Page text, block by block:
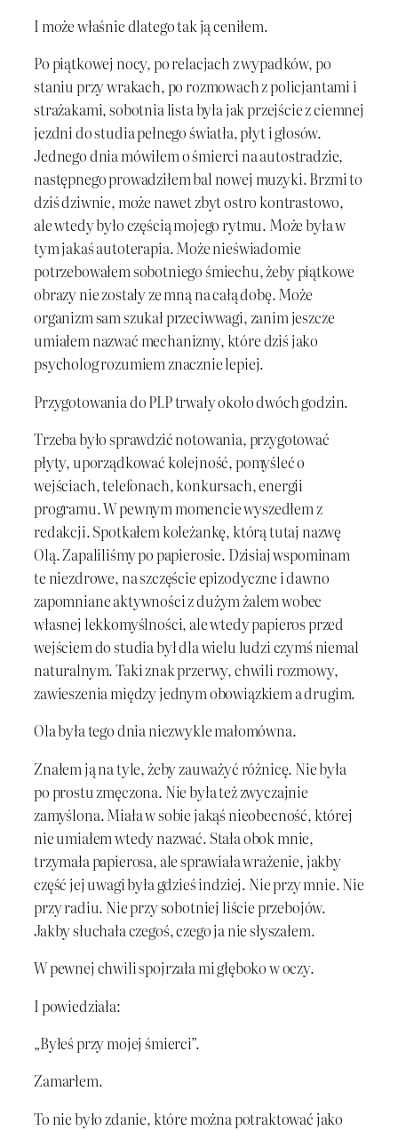
I może właśnie dlatego tak ją ceniłem.
Po piątkowej nocy, po relacjach z wypadków, po
staniu przy wrakach, po rozmowach z policjantami i
strażakami, sobotnia lista była jak przejście z ciemnej
jezdni do studia pełnego światła, płyt i głosów.
Jednego dnia mówiłem o śmierci na autostradzie,
następnego prowadziłem bal nowej muzyki. Brzmi to
dziś dziwnie, może nawet zbyt ostro kontrastowo,
ale wtedy było częścią mojego rytmu. Może była w
tym jakaś autoterapia. Może nieświadomie
potrzebowałem sobotniego śmiechu, żeby piątkowe
obrazy nie zostały ze mną na całą dobę. Może
organizm sam szukał przeciwwagi, zanim jeszcze
umiałem nazwać mechanizmy, które dziś jako
psycholog rozumiem znacznie lepiej.
Przygotowania do PLP trwały około dwóch godzin.
Trzeba było sprawdzić notowania, przygotować
płyty, uporządkować kolejność, pomyśleć o
wejściach, telefonach, konkursach, energii
programu. W pewnym momencie wyszedłem z
redakcji. Spotkałem koleżankę, którą tutaj nazwę
Olą. Zapaliliśmy po papierosie. Dzisiaj wspominam
te niezdrowe, na szczęście epizodyczne i dawno
zapomniane aktywności z dużym żalem wobec
własnej lekkomyślności, ale wtedy papieros przed
wejściem do studia był dla wielu ludzi czymś niemal
naturalnym. Taki znak przerwy, chwili rozmowy,
zawieszenia między jednym obowiązkiem a drugim.
Ola była tego dnia niezwykle małomówna.
Znałem ją na tyle, żeby zauważyć różnicę. Nie była
po prostu zmęczona. Nie była też zwyczajnie
zamyślona. Miała w sobie jakąś nieobecność, której
nie umiałem wtedy nazwać. Stała obok mnie,
trzymała papierosa, ale sprawiała wrażenie, jakby
część jej uwagi była gdzieś indziej. Nie przy mnie. Nie
przy radiu. Nie przy sobotniej liście przebojów.
Jakby słuchała czegoś, czego ja nie słyszałem.
W pewnej chwili spojrzała mi głęboko w oczy.
I powiedziała:
„Byłeś przy mojej śmierci”.
Zamarłem.
To nie było zdanie, które można potraktować jako